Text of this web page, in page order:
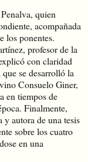
quien
acompañada
los ponentes.
profesor de la
con claridad
se desarrolló la
Consuelo Giner,
en tiempos de
Finalmente,
autora de una tesis
sobre los cuatro
en una